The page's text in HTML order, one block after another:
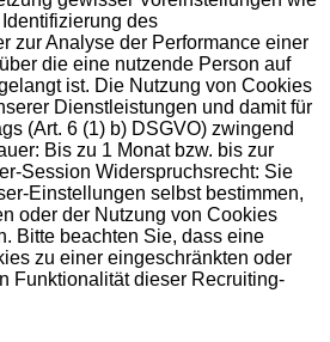
des
zur Analyse der Performance einer
die eine nutzende Person auf
ist. Die Nutzung von Cookies
Dienstleistungen und damit für
(Art. 6 (1) b) DSGVO) zwingend
Bis zu 1 Monat bzw. bis zur
Session Widerspruchsrecht: Sie
Einstellungen selbst bestimmen,
oder der Nutzung von Cookies
Bitte beachten Sie, dass eine
zu einer eingeschränkten oder
Funktionalität dieser Recruiting-